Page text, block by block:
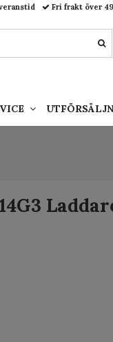
Fri frakt över